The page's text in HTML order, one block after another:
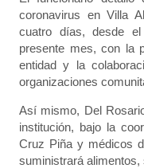
coronavirus en Villa
cuatro días, desde
presente mes, con la
entidad y la
organizaciones
Así mismo, Del
institución, bajo la
Cruz Piña y médicos
suministrará